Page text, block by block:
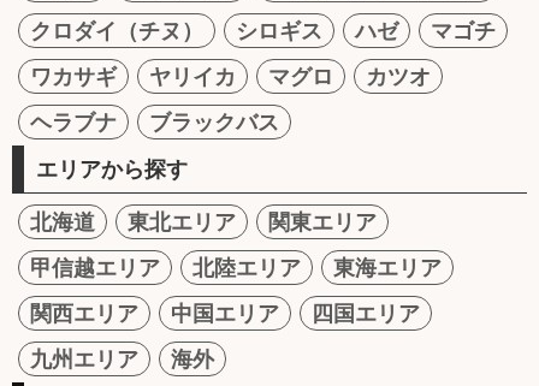
クロダイ（チヌ）
シロギス ハゼ
マゴチ
ワカサギ
ヤリイカ マグロ
カツオ
ヘラブナ
ブラックバス
エリアから探す
北海道 東北エリア
関東エリア
甲信越エリア
北陸エリア
東海エリア
関西エリア
中国エリア
四国エリア
九州エリア
海外